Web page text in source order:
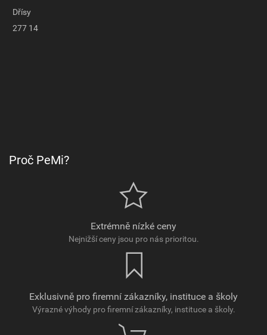
Dřísy
277 14
Proč PeMi?
Extrémně nízké ceny
Nejnižší ceny jsou pro nás prioritou.
Exklusivně pro firemní zákazníky, instituce a školy
Výrazné výhody pro firemní zákazníky, instituce a školy.